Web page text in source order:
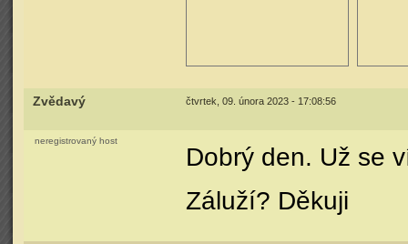
Zvědavý čtvrtek, 09. února 2023 - 17:08:56
neregistrovaný host
Dobrý den. Už se
Záluží? Děkuji